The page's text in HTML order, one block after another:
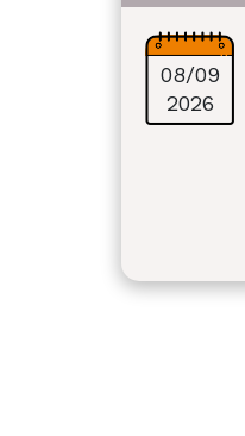
08/09
2026